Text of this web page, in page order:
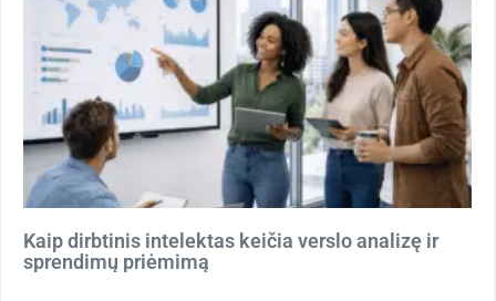
Kaip dirbtinis intelektas keičia verslo analizę ir
sprendimų priėmimą